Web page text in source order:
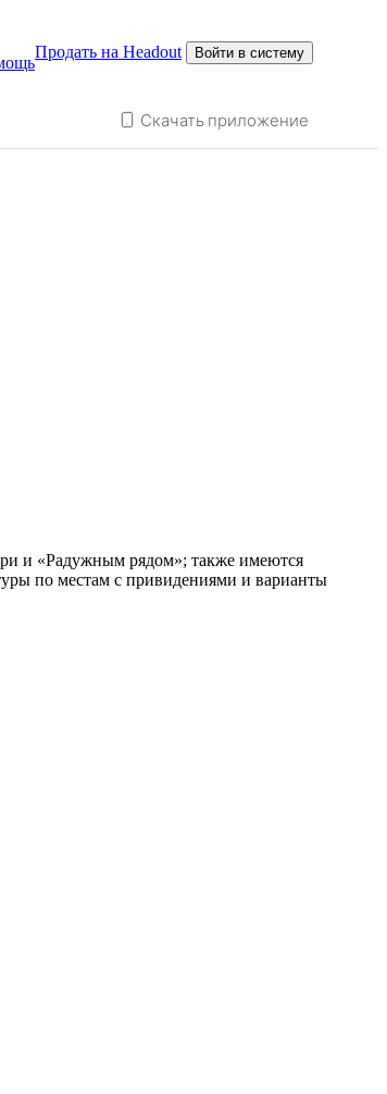
Продать на Headout Войти в систему
Скачать приложение
и «Радужным рядом»; также имеются
по местам с привидениями и варианты